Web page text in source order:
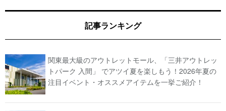
記事ランキング
関東最大級のアウトレットモール、「三井アウトレッ
トパーク 入間」 でアツイ夏を楽しもう！2026年夏の
注目イベント・オススメアイテムを一挙ご紹介！